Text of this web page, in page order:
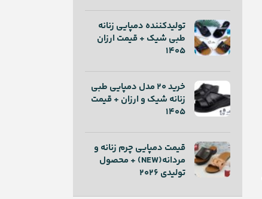
تولیدکننده دمپایی زنانه
طبی شیک + قیمت ارزان
1405
خرید ۲۰ مدل دمپایی طبی
زنانه شیک و ارزان + قیمت
1405
قیمت دمپایی چرم زنانه و
مردانه(NEW) + محصول
تولیدی 2026